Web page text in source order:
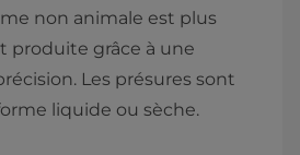
non animale est plus
produite grâce à une
Les présures sont
liquide ou sèche.